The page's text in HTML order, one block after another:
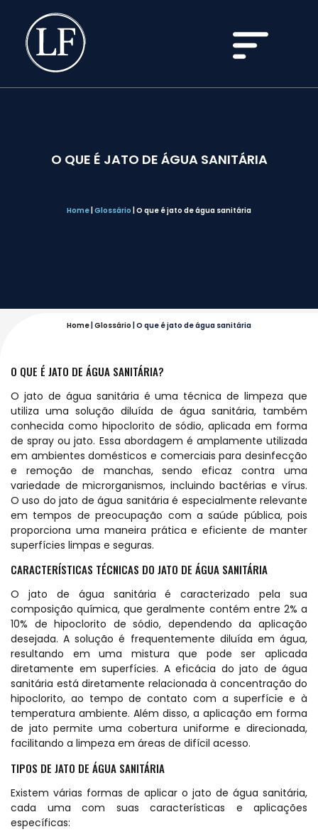
O QUE É JATO DE ÁGUA SANITÁRIA
Home Glossário O que é jato de água sanitária
Home Glossário O que é jato de água sanitária
O QUE É JATO DE ÁGUA SANITÁRIA?
O jato de água sanitária é uma técnica de limpeza que
utiliza uma solução diluída de água sanitária, também
conhecida como hipoclorito de sódio, aplicada em forma
de spray ou jato. Essa abordagem é amplamente utilizada
em ambientes domésticos e comerciais para desinfecção
e remoção de manchas, sendo eficaz contra uma
variedade de microrganismos, incluindo bactérias e vírus.
O uso do jato de água sanitária é especialmente relevante
em tempos de preocupação com a saúde pública, pois
proporciona uma maneira prática e eficiente de manter
superfícies limpas e seguras.
CARACTERÍSTICAS TÉCNICAS DO JATO DE ÁGUA SANITÁRIA
O jato de água sanitária é caracterizado pela sua
composição química, que geralmente contém entre 2% a
10% de hipoclorito de sódio, dependendo da aplicação
desejada. A solução é frequentemente diluída em água,
resultando em uma mistura que pode ser aplicada
diretamente em superfícies. A eficácia do jato de água
sanitária está diretamente relacionada à concentração do
hipoclorito, ao tempo de contato com a superfície e à
temperatura ambiente. Além disso, a aplicação em forma
de jato permite uma cobertura uniforme e direcionada,
facilitando a limpeza em áreas de difícil acesso.
TIPOS DE JATO DE ÁGUA SANITÁRIA
Existem várias formas de aplicar o jato de água sanitária,
cada uma com suas características e aplicações
específicas: